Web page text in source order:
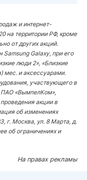
и интернет-
на территории РФ, кроме
от других акций.
Samsung Galaxy, при его
люди 2», «Близкие
мес. и аксессуарами.
участвующего в
ПАО «ВымпелКом»,
акции в
об изменениях
г. Москва, ул. 8 Марта, д.
об ограничениях и
На правах рекламы